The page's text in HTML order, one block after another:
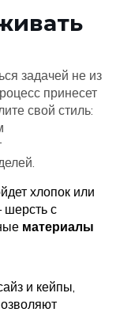
задачей не из
принесет
свой стиль:
хлопок или
шерсть с
материалы
и кейпы,